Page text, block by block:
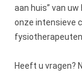
aan huis” van
onze intensieve
fysiotherapeuten
Heeft u vragen?